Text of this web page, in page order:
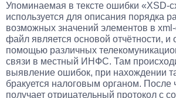
Упоминаемая в тексте ошибки «XSD-
используется для описания порядка
возможных значений элементов в
файл является основой отчётности, и
помощью различных
связи в местный ИНФС. Там
выявление ошибок, при нахождении
бракуется налоговым органом. После
получает отрицательный протокол с